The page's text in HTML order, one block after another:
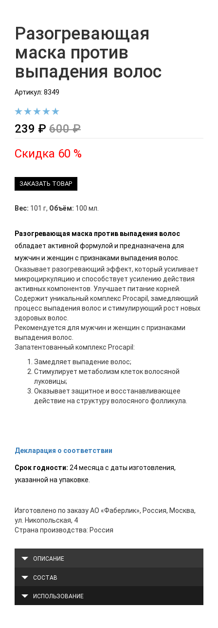
Разогревающая
маска против
выпадения волос
Артикул: 8349
239 ₽ 600 ₽
Скидка 60 %
ЗАКАЗАТЬ ТОВАР
Вес: 101 г, Объём: 100 мл.
Разогревающая маска против выпадения волос
обладает активной формулой и предназначена для
мужчин и женщин с признаками выпадения волос.
Оказывает разогревающий эффект, который усиливает
микроциркуляцию и способствует усилению действия
активных компонентов. Улучшает питание корней.
Содержит уникальный комплекс Procapil, замедляющий
процесс выпадения волос и стимулирующий рост новых
здоровых волос.
Рекомендуется для мужчин и женщин с признаками
выпадения волос.
Запатентованный комплекс Procapil:
Замедляет выпадение волос;
Стимулирует метаболизм клеток волосяной
луковицы;
Оказывает защитное и восстанавливающее
действие на структуру волосяного фолликула.
Декларация о соответствии
Срок годности: 24 месяца с даты изготовления,
указанной на упаковке.
Изготовлено по заказу АО «Фаберлик», Россия, Москва,
ул. Никопольская, 4
Страна производства: Россия
ОПИСАНИЕ
СОСТАВ
ИСПОЛЬЗОВАНИЕ